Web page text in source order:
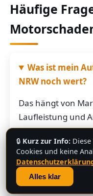
Häufige
Was ist mein
NRW noch wert?
Das hängt von
Laufleistung und
grobe Richtung:
bringen je nach
der Teile oft noch
mehrere tausend
Fahrzeugdaten –
🔒 Kurz zur Info:
Cookies und keine
Alles klar